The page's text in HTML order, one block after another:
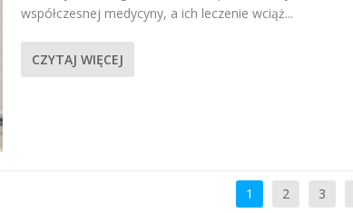
współczesnej medycyny, a ich leczenie wciąż...
CZYTAJ WIĘCEJ
1 2 3